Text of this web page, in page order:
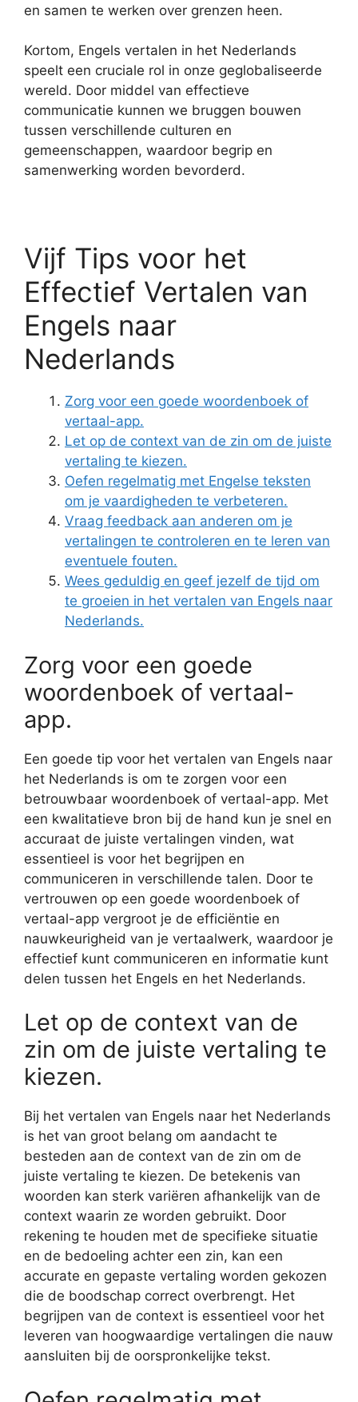
en samen te werken over grenzen heen.
Kortom, Engels vertalen in het Nederlands
speelt een cruciale rol in onze geglobaliseerde
wereld. Door middel van effectieve
communicatie kunnen we bruggen bouwen
tussen verschillende culturen en
gemeenschappen, waardoor begrip en
samenwerking worden bevorderd.
Vijf Tips voor het
Effectief Vertalen van
Engels naar
Nederlands
Zorg voor een goede woordenboek of
vertaal-app.
Let op de context van de zin om de juiste
vertaling te kiezen.
Oefen regelmatig met Engelse teksten
om je vaardigheden te verbeteren.
Vraag feedback aan anderen om je
vertalingen te controleren en te leren van
eventuele fouten.
Wees geduldig en geef jezelf de tijd om
te groeien in het vertalen van Engels naar
Nederlands.
Zorg voor een goede
woordenboek of vertaal-
app.
Een goede tip voor het vertalen van Engels naar
het Nederlands is om te zorgen voor een
betrouwbaar woordenboek of vertaal-app. Met
een kwalitatieve bron bij de hand kun je snel en
accuraat de juiste vertalingen vinden, wat
essentieel is voor het begrijpen en
communiceren in verschillende talen. Door te
vertrouwen op een goede woordenboek of
vertaal-app vergroot je de efficiëntie en
nauwkeurigheid van je vertaalwerk, waardoor je
effectief kunt communiceren en informatie kunt
delen tussen het Engels en het Nederlands.
Let op de context van de
zin om de juiste vertaling te
kiezen.
Bij het vertalen van Engels naar het Nederlands
is het van groot belang om aandacht te
besteden aan de context van de zin om de
juiste vertaling te kiezen. De betekenis van
woorden kan sterk variëren afhankelijk van de
context waarin ze worden gebruikt. Door
rekening te houden met de specifieke situatie
en de bedoeling achter een zin, kan een
accurate en gepaste vertaling worden gekozen
die de boodschap correct overbrengt. Het
begrijpen van de context is essentieel voor het
leveren van hoogwaardige vertalingen die nauw
aansluiten bij de oorspronkelijke tekst.